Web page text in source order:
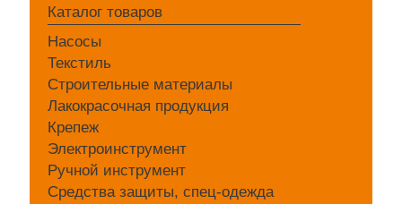
Каталог товаров
Насосы
Текстиль
Строительные материалы
Лакокрасочная продукция
Крепеж
Электроинструмент
Ручной инструмент
Средства защиты, спец-одежда